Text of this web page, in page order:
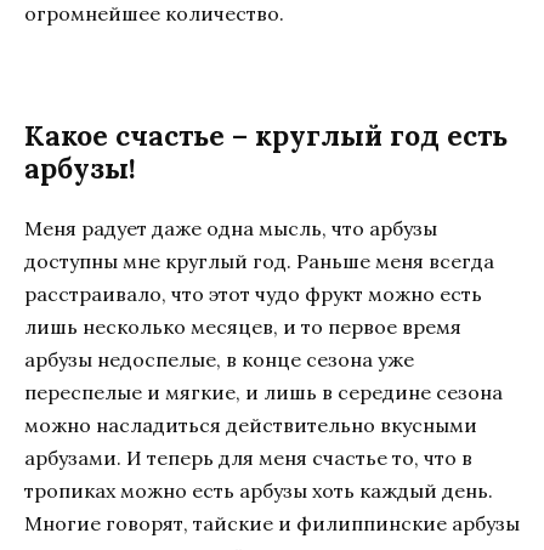
огромнейшее количество.
Какое счастье – круглый год есть
арбузы!
Меня радует даже одна мысль, что арбузы
доступны мне круглый год. Раньше меня всегда
расстраивало, что этот чудо фрукт можно есть
лишь несколько месяцев, и то первое время
арбузы недоспелые, в конце сезона уже
переспелые и мягкие, и лишь в середине сезона
можно насладиться действительно вкусными
арбузами. И теперь для меня счастье то, что в
тропиках можно есть арбузы хоть каждый день.
Многие говорят, тайские и филиппинские арбузы